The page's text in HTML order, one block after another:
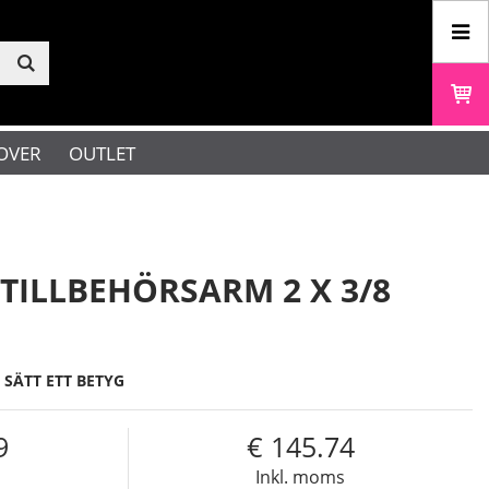
OUTLET
2 X 3/8
SÄTT ETT BETYG
Inkl. moms
145.74